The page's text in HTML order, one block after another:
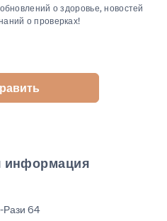
о здоровье, новостей
о проверках!
информация
Рази 64